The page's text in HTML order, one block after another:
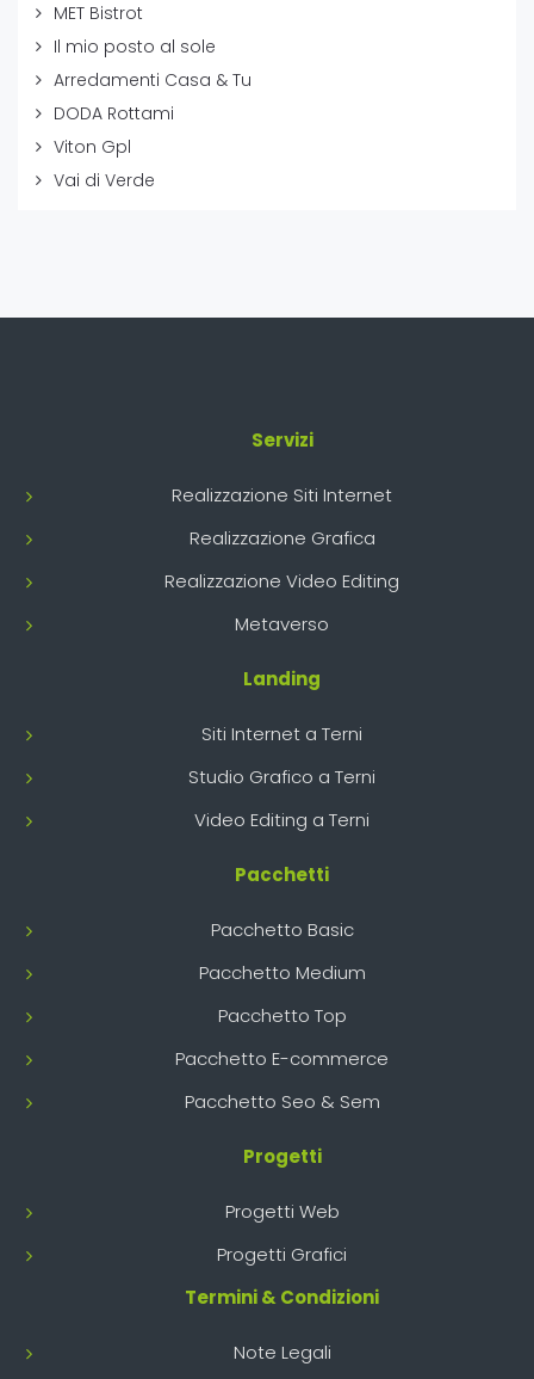
MET Bistrot
Il mio posto al sole
Arredamenti Casa & Tu
DODA Rottami
Viton Gpl
Vai di Verde
Servizi
Realizzazione Siti Internet
Realizzazione Grafica
Realizzazione Video Editing
Metaverso
Landing
Siti Internet a Terni
Studio Grafico a Terni
Video Editing a Terni
Pacchetti
Pacchetto Basic
Pacchetto Medium
Pacchetto Top
Pacchetto E-commerce
Pacchetto Seo & Sem
Progetti
Progetti Web
Progetti Grafici
Termini & Condizioni
Note Legali